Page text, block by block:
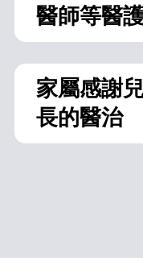
醫師等醫
家屬感謝
長的醫治